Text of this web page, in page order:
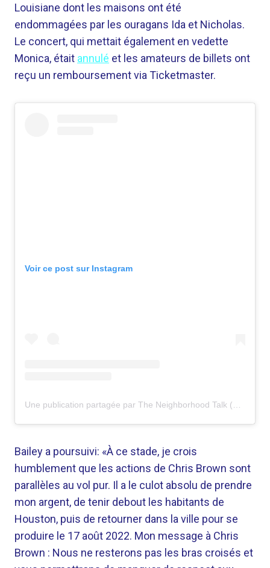
Louisiane dont les maisons ont été
endommagées par les ouragans Ida et Nicholas.
Le concert, qui mettait également en vedette
Monica, était annulé et les amateurs de billets ont
reçu un remboursement via Ticketmaster.
Voir ce post sur Instagram
Bailey a poursuivi: «À ce stade, je crois
humblement que les actions de Chris Brown sont
parallèles au vol pur. Il a le culot absolu de prendre
mon argent, de tenir debout les habitants de
Houston, puis de retourner dans la ville pour se
produire le 17 août 2022. Mon message à Chris
Brown : Nous ne resterons pas les bras croisés et